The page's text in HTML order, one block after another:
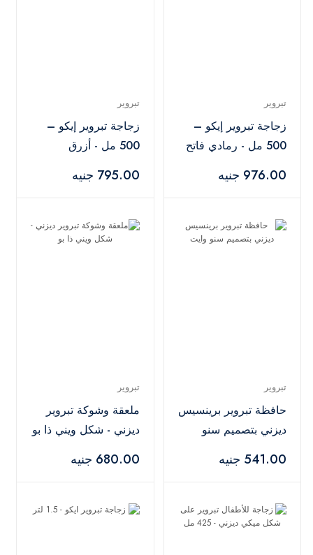
تبروير
زجاجة تبروير إيكو –
500 مل - رمادي فاتح
976.00 جنيه
تبروير
زجاجة تبروير إيكو –
500 مل - أزرق
795.00 جنيه
تبروير
حافظة تبروير برينسيس
ديزني بتصميم سنو
541.00 جنيه
تبروير
ملعقة وشوكة تبروير
ديزني - شكل ويني ذا بو
680.00 جنيه